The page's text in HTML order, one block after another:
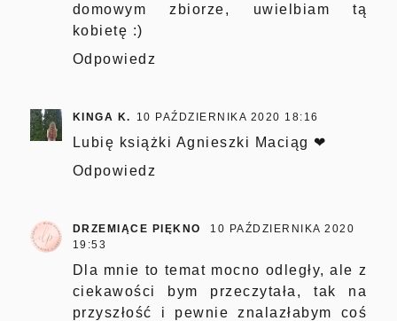
domowym zbiorze, uwielbiam tą
kobietę :)
Odpowiedz
KINGA K. 10 PAŹDZIERNIKA 2020 18:16
Lubię książki Agnieszki Maciąg ❤
Odpowiedz
DRZEMIĄCE PIĘKNO
10 PAŹDZIERNIKA 2020
19:53
Dla mnie to temat mocno odległy, ale z
ciekawości bym przeczytała, tak na
przyszłość i pewnie znalazłabym coś